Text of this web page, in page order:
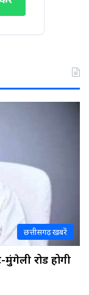
छत्तीसगढ़ खबरें
रोड होगी